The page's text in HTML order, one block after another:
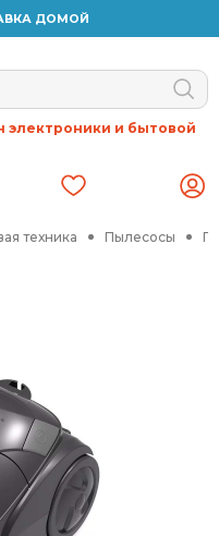
ДОМОЙ
электроники и бытовой
техника Пылесосы